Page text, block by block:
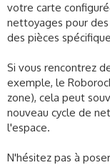
votre carte
nettoyages pour
des pièces
Si vous rencontrez
exemple, le
zone), cela peut
nouveau cycle de
l'espace.
N'hésitez pas à